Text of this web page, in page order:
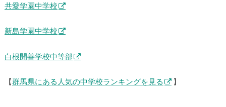
共愛学園中学校
新島学園中学校
白根開善学校中等部
【 群馬県にある人気の中学校ランキングを見る 】